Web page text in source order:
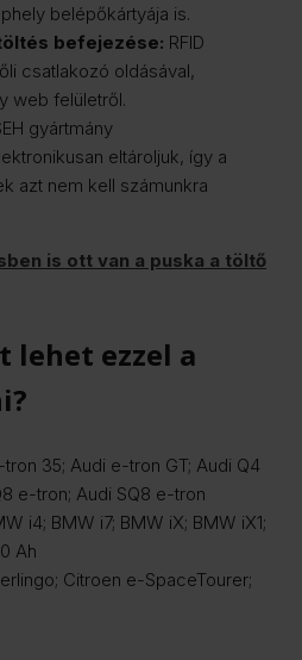
belépőkártyája is.
befejezése: RFID
csatlakozó oldásával,
web felületről.
gyártmány
eltároljuk, így a
azt nem kell számunkra
is ott van a puska a töltő
lehet ezzel a
35; Audi e-tron GT; Audi Q4
e-tron; Audi SQ8 e-tron
i4; BMW i7; BMW iX; BMW iX1;
Ah
Citroen e-SpaceTourer;